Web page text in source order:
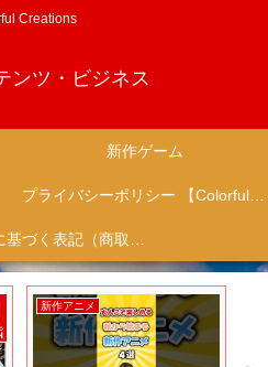
Creations
ンツ・ビジネス
新作ゲーム
プライバシーポリシー 【Colorful Creation】
特定商取引法に基づく表記（商取引に関する開示）
新作アニメ